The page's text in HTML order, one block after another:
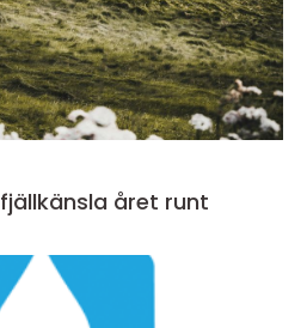
Boende grövelsjön fjällkänsla året runt